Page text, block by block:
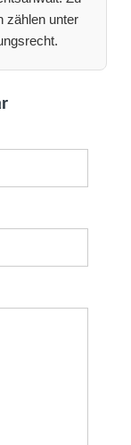
zählen unter